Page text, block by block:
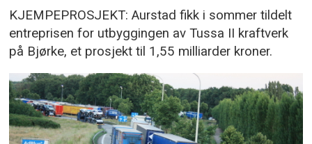
KJEMPEPROSJEKT: Aurstad fikk i sommer tildelt
entreprisen for utbyggingen av Tussa II kraftverk
på Bjørke, et prosjekt til 1,55 milliarder kroner.